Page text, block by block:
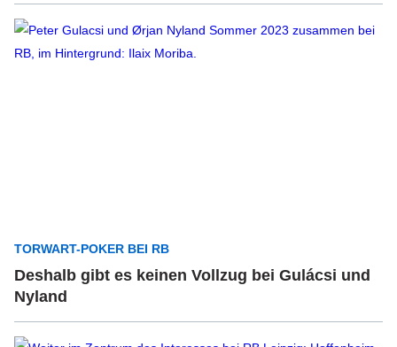
TORWART-POKER BEI RB
Deshalb gibt es keinen Vollzug bei Gulácsi und
Nyland